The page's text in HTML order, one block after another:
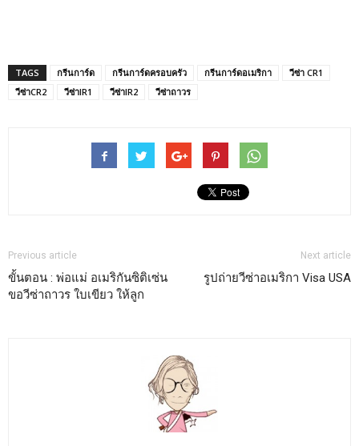
TAGS กรีนการ์ด กรีนการ์ดครอบครัว กรีนการ์ดอเมริกา
วีซ่า CR1
วีซ่าCR2
วีซ่าIR1 วีซ่าIR2 วีซ่าถาวร
Previous article
ขั้นตอน : พ่อแม่ อเมริกันซิติเซ่น
ขอวีซ่าถาวร ใบเขียว ให้ลูก
Next article
รูปถ่ายวีซ่าอเมริกา Visa USA